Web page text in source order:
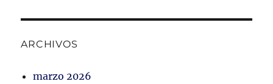
ARCHIVOS
marzo 2026